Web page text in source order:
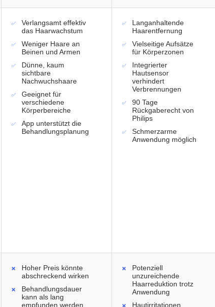
Verlangsamt effektiv
das Haarwachstum
Weniger Haare an
Beinen und Armen
Dünne, kaum
sichtbare
Nachwuchshaare
Geeignet für
verschiedene
Körperbereiche
App unterstützt die
Behandlungsplanung
Langanhaltende
Haarentfernung
Vielseitige Aufsätze
für Körperzonen
Integrierter
Hautsensor
verhindert
Verbrennungen
90 Tage
Rückgaberecht von
Philips
Schmerzarme
Anwendung möglich
Hoher Preis könnte
abschreckend wirken
Behandlungsdauer
kann als lang
empfunden werden
Potenziell
unzureichende
Haarreduktion trotz
Anwendung
Hautirritationen